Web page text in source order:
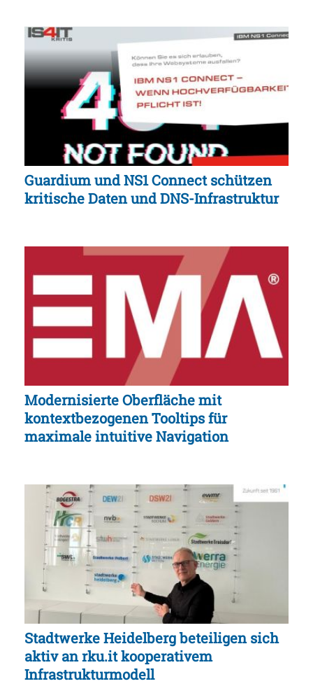
Guardium und NS1 Connect schützen
kritische Daten und DNS-Infrastruktur
Modernisierte Oberfläche mit
kontextbezogenen Tooltips für
maximale intuitive Navigation
Stadtwerke Heidelberg beteiligen sich
aktiv an rku.it kooperativem
Infrastrukturmodell